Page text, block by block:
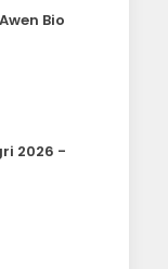
Bio
2026 -